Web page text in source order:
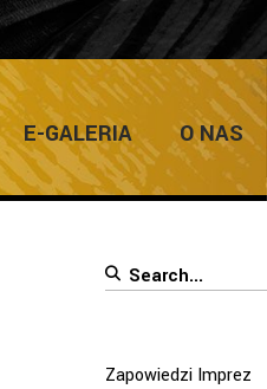
E-GALERIA O NAS
Home/ Galerie
Search
Zapowiedzi Imprez